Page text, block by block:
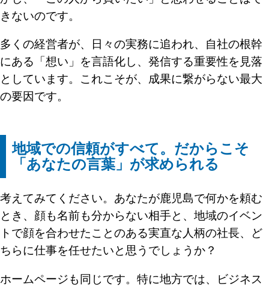
きないのです。
多くの経営者が、日々の実務に追われ、自社の根幹
にある「想い」を言語化し、発信する重要性を見落
としています。これこそが、成果に繋がらない最大
の要因です。
地域での信頼がすべて。だからこそ
「あなたの言葉」が求められる
考えてみてください。あなたが鹿児島で何かを頼む
とき、顔も名前も分からない相手と、地域のイベン
トで顔を合わせたことのある実直な人柄の社長、ど
ちらに仕事を任せたいと思うでしょうか？
ホームページも同じです。特に地方では、ビジネス